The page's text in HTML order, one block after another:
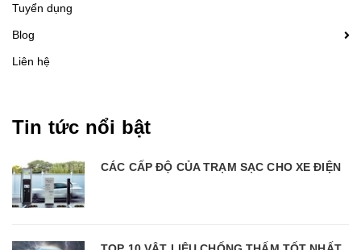
Tuyển dụng
Blog
Liên hệ
Tin tức nổi bật
CÁC CẤP ĐỘ CỦA TRẠM SẠC CHO XE ĐIỆN